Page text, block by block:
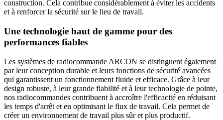
construction. Cela contribue considérablement à éviter les accidents
et à renforcer la sécurité sur le lieu de travail.
Une technologie haut de gamme pour des
performances fiables
Les systèmes de radiocommande ARCON se distinguent également
par leur conception durable et leurs fonctions de sécurité avancées
qui garantissent un fonctionnement fluide et efficace. Grâce à leur
design robuste, à leur grande fiabilité et à leur technologie de pointe,
nos radiocommandes contribuent à accroître l'efficacité en réduisant
les temps d'arrêt et en optimisant le flux de travail. Cela permet de
créer un environnement de travail plus sûr et plus productif.